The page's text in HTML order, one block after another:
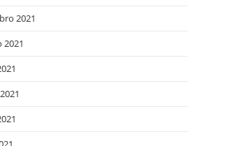
2021
2021